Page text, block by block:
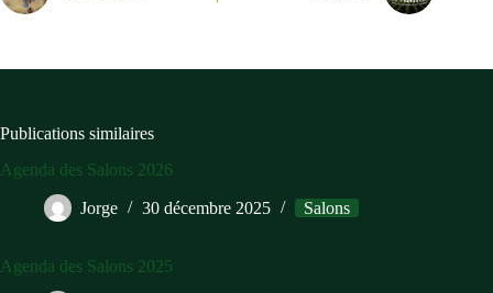
Publications similaires
Agenda des Salons 2026
Jorge 30 décembre 2025 Salons
Agenda des Salons 2025